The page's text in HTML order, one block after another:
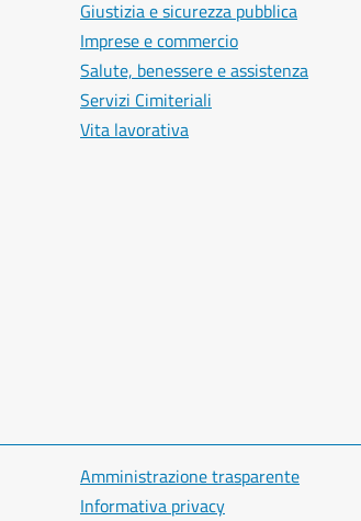
Giustizia e sicurezza pubblica
Imprese e commercio
Salute, benessere e assistenza
Servizi Cimiteriali
Vita lavorativa
Amministrazione trasparente
Informativa privacy